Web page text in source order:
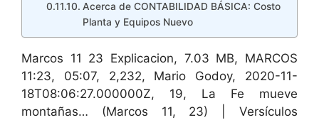
Acerca de CONTABILIDAD BÁSICA: Costo
Planta y Equipos Nuevo
Marcos 11 23 Explicacion, 7.03 MB, MARCOS
11:23, 05:07, 2,232, Mario Godoy, 2020-11-
18T08:06:27.000000Z, 19, La Fe mueve
montañas… (Marcos 11, 23) | Versículos